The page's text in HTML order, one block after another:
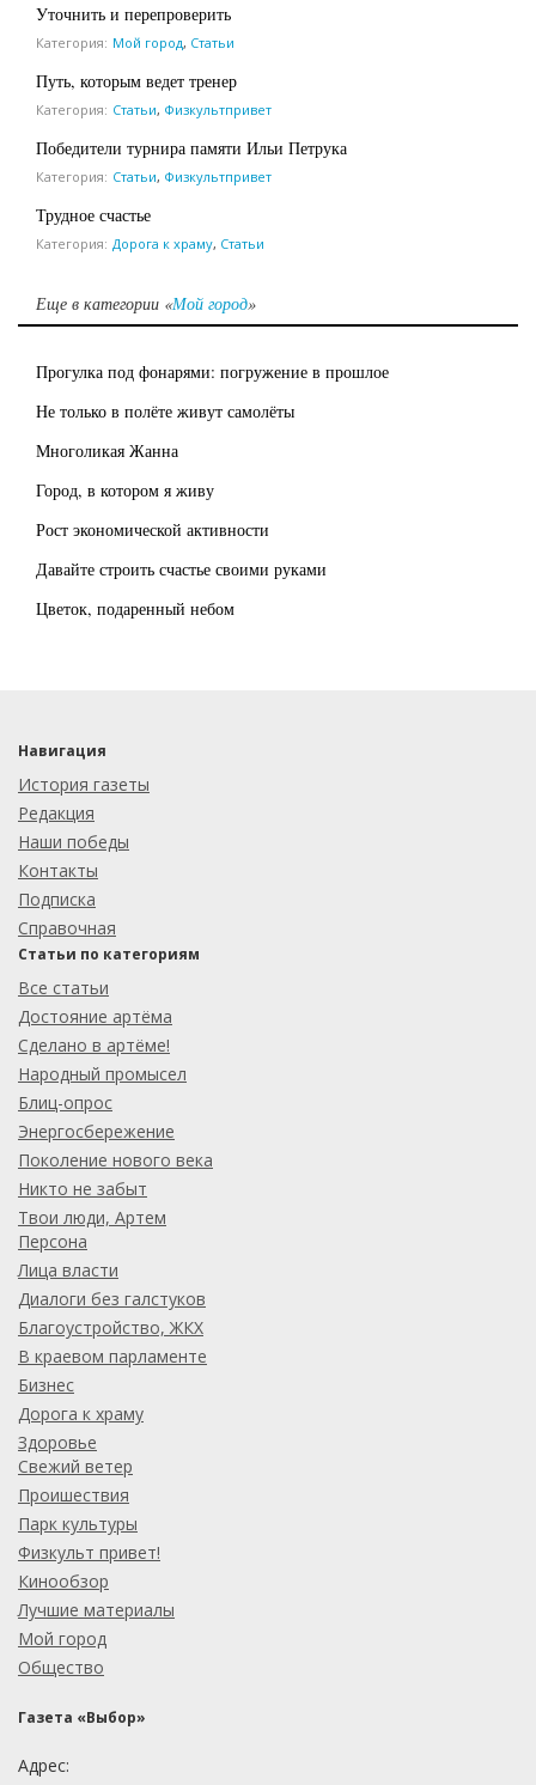
Уточнить и перепроверить
Категория: Мой город, Статьи
Путь, которым ведет тренер
Категория: Статьи, Физкультпривет
Победители турнира памяти Ильи Петрука
Категория: Статьи, Физкультпривет
Трудное счастье
Категория: Дорога к храму, Статьи
Еще в категории «Мой город»
Прогулка под фонарями: погружение в прошлое
Не только в полёте живут самолёты
Многоликая Жанна
Город, в котором я живу
Рост экономической активности
Давайте строить счастье своими руками
Цветок, подаренный небом
Навигация
История газеты
Редакция
Наши победы
Контакты
Подписка
Справочная
Статьи по категориям
Все статьи
Достояние артёма
Сделано в артёме!
Народный промысел
Блиц-опрос
Энергосбережение
Поколение нового века
Никто не забыт
Твои люди, Артем
Персона
Лица власти
Диалоги без галстуков
Благоустройство, ЖКХ
В краевом парламенте
Бизнес
Дорога к храму
Здоровье
Свежий ветер
Проишествия
Парк культуры
Физкульт привет!
Кинообзор
Лучшие материалы
Мой город
Общество
Газета «Выбор»
Адрес: